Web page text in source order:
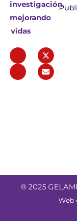
investigación,
mejorando
vidas
® 2025
Web